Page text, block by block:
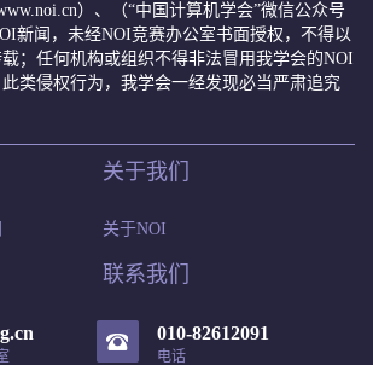
）、（“中国计算机学会”微信公众号
新闻，未经NOI竞赛办公室书面授权，不得以
；任何机构或组织不得非法冒用我学会的NOI
类侵权行为，我学会一经发现必当严肃追究
关于我们
关于NOI
联系我们
010-82612091
电话